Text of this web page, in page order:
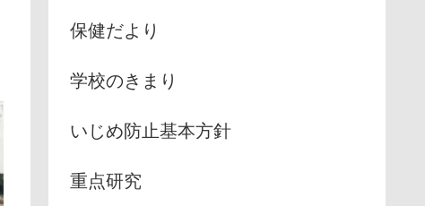
保健だより
学校のきまり
いじめ防止基本方針
重点研究